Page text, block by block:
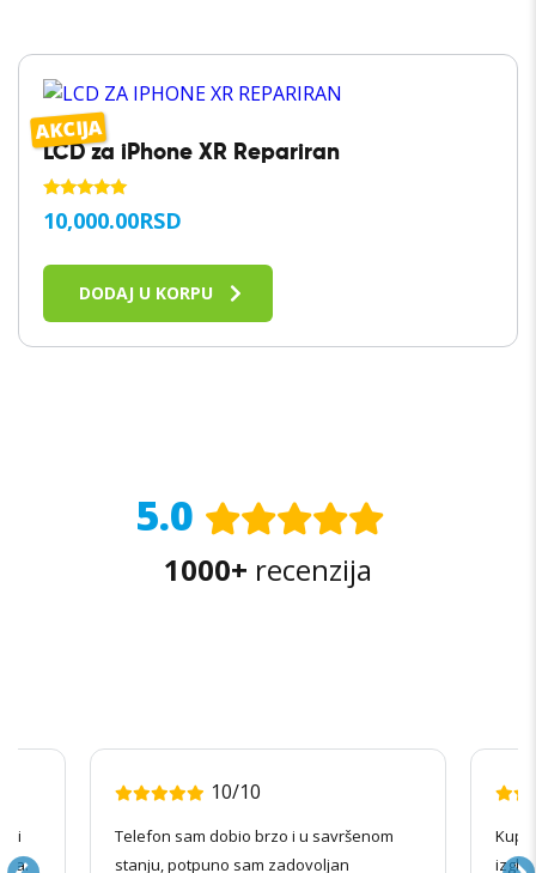
AKCIJA
LCD za iPhone XR Repariran
OCENJENO
SA
10,000.00RSD
DODAJ U KORPU
5.0
1000+ recenzija
10/10
Telefon sam dobio brzo i u savršenom
stanju, potpuno sam zadovoljan